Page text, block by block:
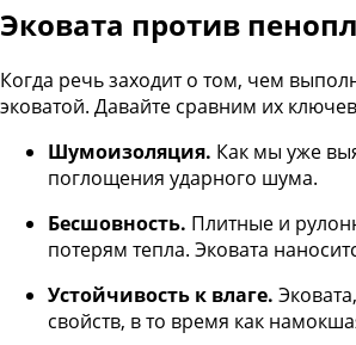
Эковата против
Когда речь заходит о том, чем
эковатой. Давайте сравним их
Шумоизоляция. Как мы уже
поглощения ударного шума.
Бесшовность. Плитные и
потерям тепла. Эковата
Устойчивость к влаге.
свойств, в то время как